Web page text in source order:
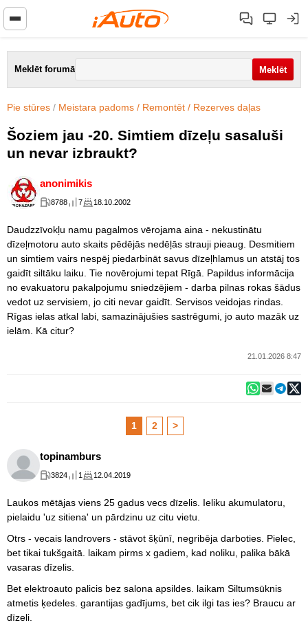
Meklēt forumā
Pie stūres / Meistara padoms / Remontēt / Rezerves daļas
Šoziem jau -20. Simtiem dīzeļu sasaluši
un nevar izbraukt?
anonimikis
8788 7 18.10.2002
Daudzzīvokļu namu pagalmos vērojama aina - nekustinātu
dīzeļmotoru auto skaits pēdējās nedēļās strauji pieaug. Desmitiem
un simtiem vairs nespēj piedarbināt savus dīzeļhlamus un atstāj tos
gaidīt siltāku laiku. Tie novērojumi tepat Rīgā. Papildus informācija
no evakuatoru pakalpojumu sniedzējiem - darba pilnas rokas šādus
vedot uz servisiem, jo citi nevar gaidīt. Servisos veidojas rindas.
Rīgas ielas atkal labi, samazinājušies sastrēgumi, jo auto mazāk uz
ielām. Kā citur?
21.01.2026 8:47
1 2 >
topinamburs
3824 1 12.04.2019
Laukos mētājas viens 25 gadus vecs dīzelis. Ieliku akumulatoru,
pielaidu 'uz sitiena' un pārdzinu uz citu vietu.
Otrs - vecais landrovers - stāvot šķūnī, negribēja darboties. Pielec,
bet tikai tukšgaitā. laikam pirms x gadiem, kad noliku, palika bākā
vasaras dīzelis.
Bet elektroauto palicis bez salona apsildes. laikam Siltumsūknis
atmetis ķedeles. garantijas gadījums, bet cik ilgi tas ies? Braucu ar
dīzeli.